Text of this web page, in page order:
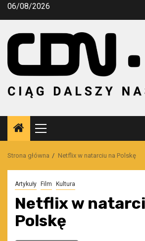
Przejdź
06/08/2026
Menu
główne
Strona główna Netflix w natarciu na Polskę
Artykuły Film Kultura
Netflix w
Polskę